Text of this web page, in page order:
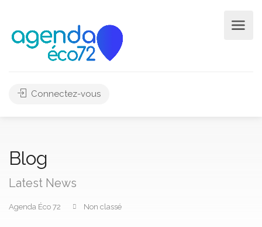
Connectez-vous
Blog
Latest News
Agenda Éco 72 Non classé